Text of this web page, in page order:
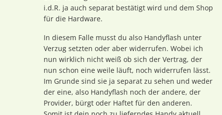
i.d.R. ja auch separat bestätigt wird und dem Shop
für die Hardware.
In diesem Falle musst du also Handyflash unter
Verzug setzten oder aber widerrufen. Wobei ich
nun wirklich nicht weiß ob sich der Vertrag, der
nun schon eine weile läuft, noch widerrufen lässt.
Im Grunde sind sie ja separat zu sehen und weder
der eine, also Handyflash noch der andere, der
Provider, bürgt oder Haftet für den anderen.